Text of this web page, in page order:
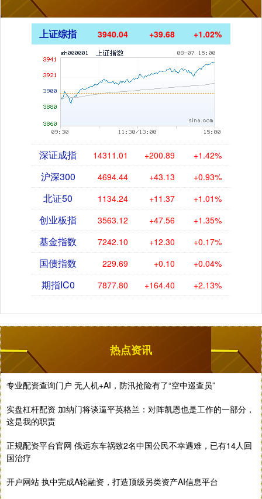
上证综指 3940.04 +39.68 +1.02%
深证成指 14311.01 +200.89 +1.42%
沪深300 4694.44 +43.13 +0.93%
北证50 1134.24 +11.37 +1.01%
创业板指 3563.12 +47.56 +1.35%
基金指数 7242.10 +12.30 +0.17%
国债指数 229.69 +0.10 +0.04%
期指IC0 7877.80 +164.40 +2.13%
热点资讯
专业配资查询门户 无人机+AI，防汛抢险有了“空中巡查员”
实盘杠杆配资 加纳门将谈逼平英格兰：对阵凯恩也是工作的一部分，
这是我的职责
正规配资平台官网 俄远东车祸致2名中国公民不幸遇难，已有14人回
国治疗
开户网站 执中完成A轮融资，打造顶级另类资产AI信息平台